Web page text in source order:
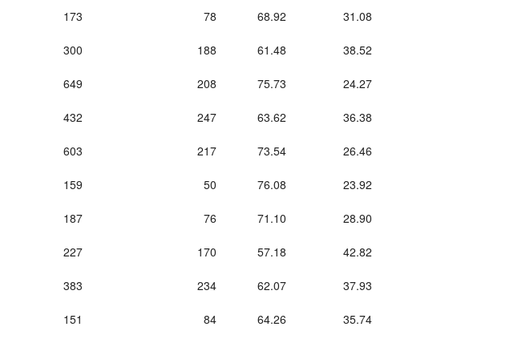
173 78 68.92 31.08
300 188 61.48 38.52
649 208 75.73 24.27
432 247 63.62 36.38
603 217 73.54 26.46
159 50 76.08 23.92
187 76 71.10 28.90
227 170 57.18 42.82
383 234 62.07 37.93
151 84 64.26 35.74